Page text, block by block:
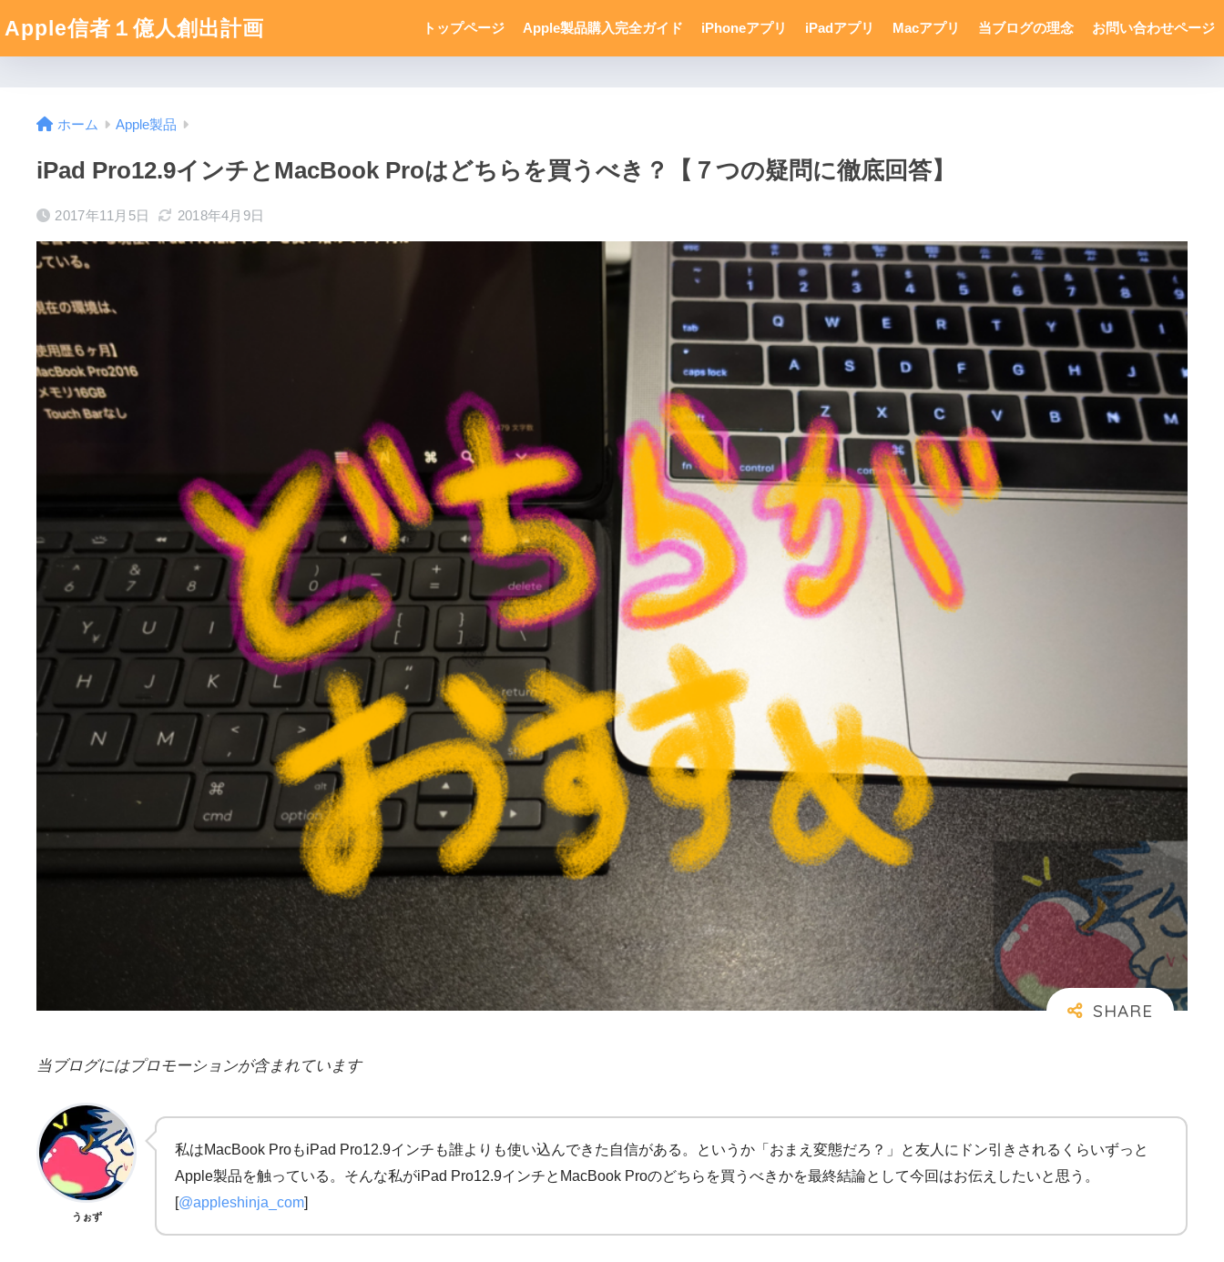
Apple信者１億人創出計画 トップページ Apple製品購入完全ガイド iPhoneアプリ iPadアプリ Macアプリ 当ブログの理念 お問い合わせページ
ホーム Apple製品
iPad Pro12.9インチとMacBook Proはどちらを買うべき？【７つの疑問に徹底回答】
2017年11月5日 2018年4月9日
当ブログにはプロモーションが含まれています
うぉず
私はMacBook ProもiPad Pro12.9インチも誰よりも使い込んできた自信がある。というか「おまえ変態だろ？」と友人にドン引きされるくらいずっと
Apple製品を触っている。そんな私がiPad Pro12.9インチとMacBook Proのどちらを買うべきかを最終結論として今回はお伝えしたいと思う。
[@appleshinja_com]